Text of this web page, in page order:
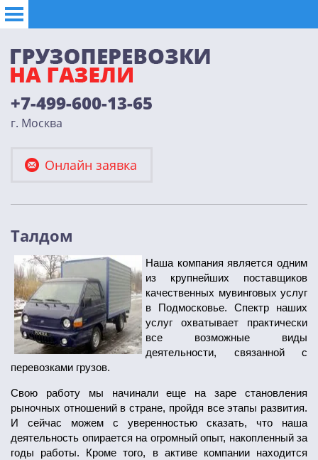
+7-499-600-13-65
г. Москва
Онлайн заявка
Талдом
Наша компания является одним
из крупнейших поставщиков
качественных мувинговых услуг
в Подмосковье. Спектр наших
услуг охватывает практически
все возможные виды
деятельности, связанной с
перевозками грузов.
Свою работу мы начинали еще на заре становления
рыночных отношений в стране, пройдя все этапы развития.
И сейчас можем с уверенностью сказать, что наша
деятельность опирается на огромный опыт, накопленный за
годы работы. Кроме того, в активе компании находится